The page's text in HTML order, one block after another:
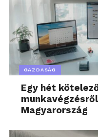
szempontjából is
autóipar
mennyiben érinti ezt
mentesít bizonyos
– személygépkocsi,
pótkocsi – kategóriák),
kérdéskör merül fel
kategóriájú
forgalomba hozott,
GAZDASÁG
Egy hét
Magyarország